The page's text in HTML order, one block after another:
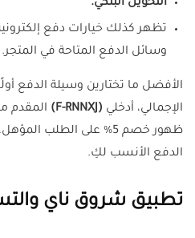
التحويل البنكي.
تظهر كذلك خيارات دفع
وسائل الدفع المتاحة في المتجر.
الأفضل ما تختارين وسيلة الدفع
الإجمالي، أدخلي (F-RNNXJ)
المقدم
ظهور خصم 5% على الطلب
الدفع الأنسب لكِ.
تطبيق شروق ناي